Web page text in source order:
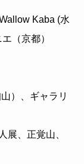
Kaba (水
（京都）
）、ギャラリ
展、正覚山、